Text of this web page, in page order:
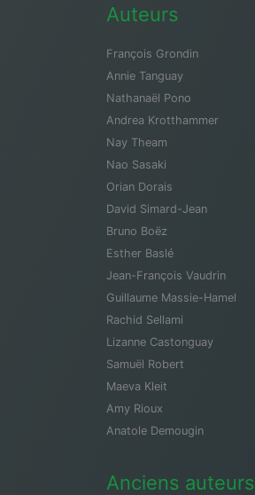
Auteurs
François Grondin
Annie Tanguay
Nathanaël Pono
Andrea Krotthammer
Nay Theam
Nao Sasaki
Orian Dorais
David Simard-Jean
Bruno Boëz
Esther Baslé
Jean-François Vaudrin
Guillaume Massie-Hamel
Rachid Sellami
Lizanne Castonguay
Samuël Robert
Maeva Kleit
Amy Rioux
Anatole Demougin
Anciens auteurs